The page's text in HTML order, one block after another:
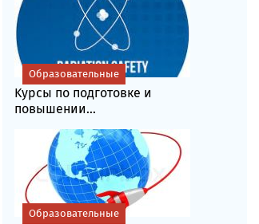
Kурсы по подготовке и
повышении...
Образовательные
Образовательные